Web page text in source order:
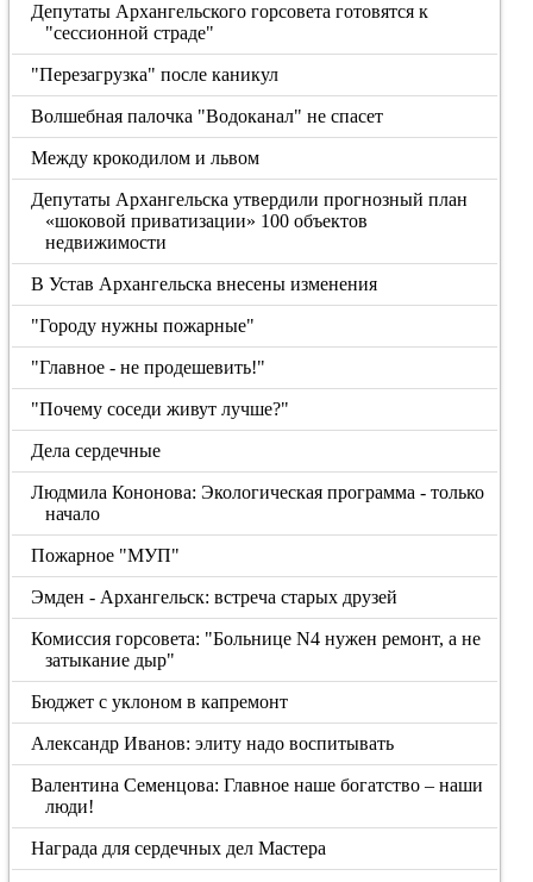
Депутаты Архангельского горсовета готовятся к
"сессионной страде"
"Перезагрузка" после каникул
Волшебная палочка "Водоканал" не спасет
Между крокодилом и львом
Депутаты Архангельска утвердили прогнозный план
«шоковой приватизации» 100 объектов
недвижимости
В Устав Архангельска внесены изменения
"Городу нужны пожарные"
"Главное - не продешевить!"
"Почему соседи живут лучше?"
Дела сердечные
Людмила Кононова: Экологическая программа - только
начало
Пожарное "МУП"
Эмден - Архангельск: встреча старых друзей
Комиссия горсовета: "Больнице N4 нужен ремонт, а не
затыкание дыр"
Бюджет с уклоном в капремонт
Александр Иванов: элиту надо воспитывать
Валентина Семенцова: Главное наше богатство – наши
люди!
Награда для сердечных дел Мастера